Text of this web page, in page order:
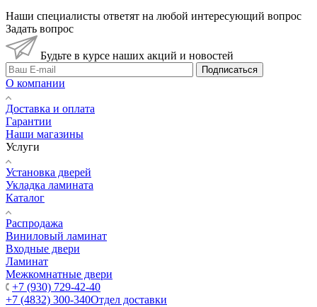
Наши специалисты ответят на любой интересующий вопрос
Задать вопрос
Будьте в курсе наших акций и новостей
Подписаться
О компании
Доставка и оплата
Гарантии
Наши магазины
Услуги
Установка дверей
Укладка ламината
Каталог
Распродажа
Виниловый ламинат
Входные двери
Ламинат
Межкомнатные двери
+7 (930) 729-42-40
+7 (4832) 300-340Отдел доставки